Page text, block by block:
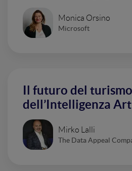
Monica Orsino
Microsoft
Il futuro del
dell’Intelligenza
Mirko Lalli
The Data Appeal